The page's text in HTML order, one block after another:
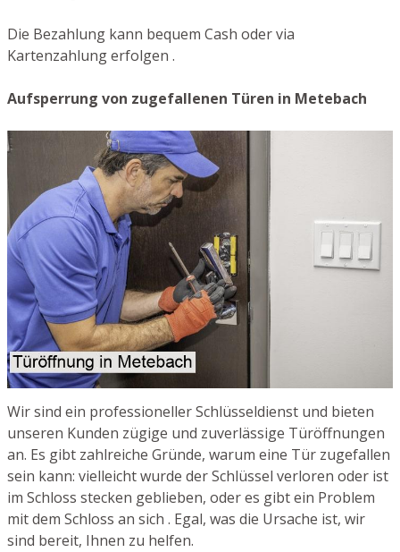
Die Bezahlung kann bequem Cash oder via
Kartenzahlung erfolgen .
Aufsperrung von zugefallenen Türen in Metebach
Wir sind ein professioneller Schlüsseldienst und bieten
unseren Kunden zügige und zuverlässige Türöffnungen
an. Es gibt zahlreiche Gründe, warum eine Tür zugefallen
sein kann: vielleicht wurde der Schlüssel verloren oder ist
im Schloss stecken geblieben, oder es gibt ein Problem
mit dem Schloss an sich . Egal, was die Ursache ist, wir
sind bereit, Ihnen zu helfen.